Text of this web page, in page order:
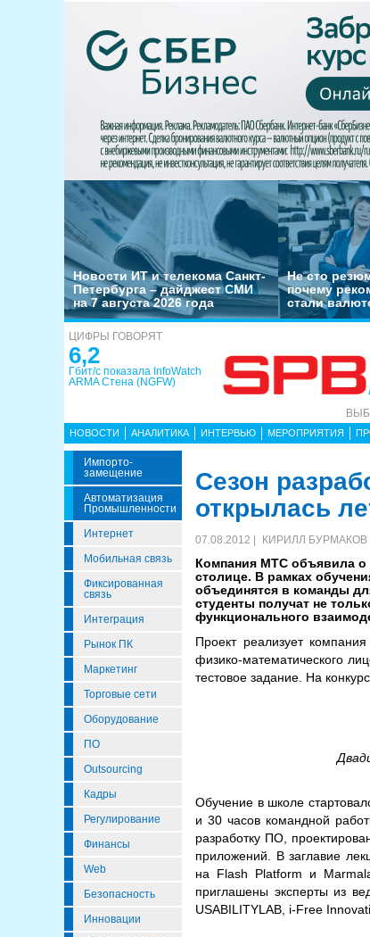
Новости ИТ и телекома Санкт-
Петербурга – дайджест СМИ
на 7 августа 2026 года
Не сто
почему
стали
ЦИФРЫ ГОВОРЯТ
6,2
Гбит/с показала InfoWatch
ARMA Стена (NGFW)
НОВОСТИ АНАЛИТИКА ИНТЕРВЬЮ МЕРОПРИЯТИЯ
Импорто­
Замещение
Автоматизация
Промышленности
Интернет
Мобильная связь
Фиксированная
связь
Интеграция
Рынок ПК
Маркетинг
Торговые сети
Оборудование
ПО
Outsourcing
Кадры
Регулирование
Финансы
Web
Безопасность
Инновации
Сезон
открылась
07.08.2012 | КИРИЛЛ БУРМАКОВ
Компания МТС объявила о
столице. В рамках
объединятся в команды
студенты получат не
функционального
Проект реализует
физико-математического
тестовое задание. На
Обучение в школе
и 30 часов командной
разработку ПО,
приложений. В заглавие
на Flash Platform и
приглашены эксперты из
USABILITYLAB, i-Free